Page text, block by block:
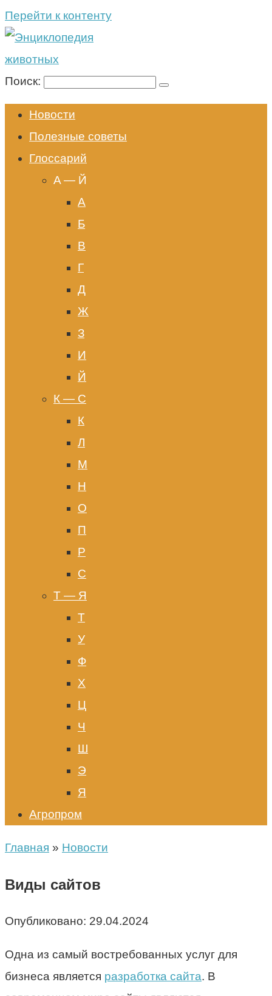
Перейти к контенту
Поиск:
Новости
Полезные советы
Глоссарий
A — Й
А
Б
В
Г
Д
Ж
З
И
Й
К — С
К
Л
М
Н
О
П
Р
С
Т — Я
Т
У
Ф
Х
Ц
Ч
Ш
Э
Я
Агропром
Главная » Новости
Виды сайтов
Опубликовано: 29.04.2024
Одна из самый востребованных услуг для
бизнеса является разработка сайта. В